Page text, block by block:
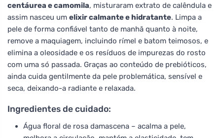
centáurea e camomila, misturaram extrato de calêndula e
assim nasceu um elixir calmante e hidratante. Limpa a
pele de forma confiável tanto de manhã quanto à noite,
remove a maquiagem, incluindo rímel e batom teimosos, e
elimina a oleosidade e os resíduos de impurezas do rosto
com uma só passada. Graças ao conteúdo de prebióticos,
ainda cuida gentilmente da pele problemática, sensível e
seca, deixando-a radiante e relaxada.
Ingredientes de cuidado:
Água floral de rosa damascena – acalma a pele,